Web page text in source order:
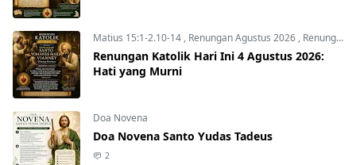
Matius 15:1-2.10-14 , Renungan Agustus 2026 , Renungan Hari Ini
Renungan Katolik Hari Ini 4 Agustus 2026:
Hati yang Murni
Doa Novena
Doa Novena Santo Yudas Tadeus
2